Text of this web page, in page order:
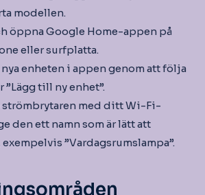
modellen.
öppna Google Home-appen på
eller surfplatta.
enheten i appen genom att följa
till ny enhet”.
med ditt Wi-Fi-
den ett namn som är lätt att
”Vardagsrumslampa”.